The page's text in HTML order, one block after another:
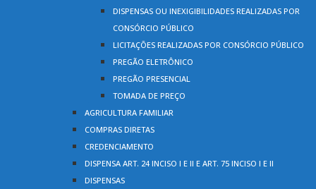
DISPENSAS OU INEXIGIBILIDADES REALIZADAS POR
CONSÓRCIO PÚBLICO
LICITAÇÕES REALIZADAS POR CONSÓRCIO PÚBLICO
PREGÃO ELETRÔNICO
PREGÃO PRESENCIAL
TOMADA DE PREÇO
AGRICULTURA FAMILIAR
COMPRAS DIRETAS
CREDENCIAMENTO
DISPENSA ART. 24 INCISO I E II E ART. 75 INCISO I E II
DISPENSAS